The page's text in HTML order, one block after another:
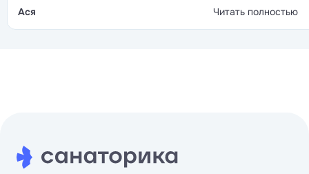
ресторане под караоке. Кормят стандартно для
Ася Читать полностью